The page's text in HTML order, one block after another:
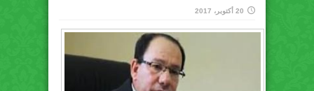
20 أكتوبر، 2017